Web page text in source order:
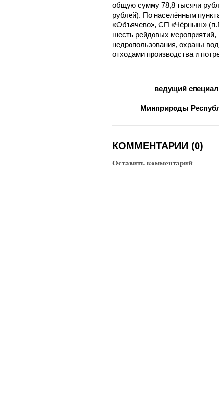
общую сумму 78,8 тысячи
рублей). По населённым
«Объячево», СП «Чёрныш»
шесть рейдовых
недропользования, охраны
отходами производства и
ведущий
Минприроды
КОММЕНТАРИИ (0)
Оставить комментарий